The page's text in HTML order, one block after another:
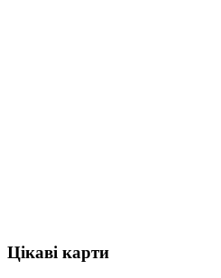
Цікаві карти